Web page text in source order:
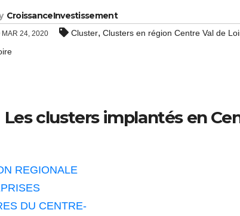
CroissanceInvestissement
MAR 24, 2020 Cluster, Clusters en région Centre Val de
Les clusters implantés en
REGIONALE
DU CENTRE-